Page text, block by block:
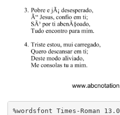
%wordsfont Times-Roman 13.0